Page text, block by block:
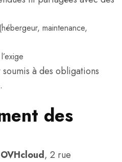
maintenance,
à des obligations
des
OVHcloud, 2 rue